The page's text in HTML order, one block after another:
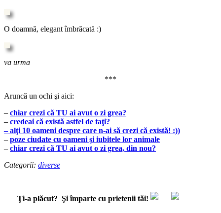
O doamnă, elegant îmbrăcată :)
va urma
***
Aruncă un ochi şi aici:
– chiar crezi că TU ai avut o zi grea?
– credeai că există astfel de taţi?
– alţi 10 oameni despre care n-ai să crezi că există! :))
– poze ciudate cu oameni şi iubitele lor animale
–chiar crezi că TU ai avut o zi grea, din nou?
Categorii: diverse
Ţi-a plăcut? Şi împarte cu prietenii tăi!